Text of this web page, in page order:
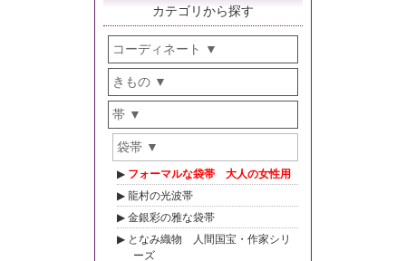
カテゴリから探す
コーディネート
きもの
帯
袋帯
フォーマルな袋帯 大人の女性用
龍村の光波帯
金銀彩の雅な袋帯
となみ織物 人間国宝・作家シリ
ーズ